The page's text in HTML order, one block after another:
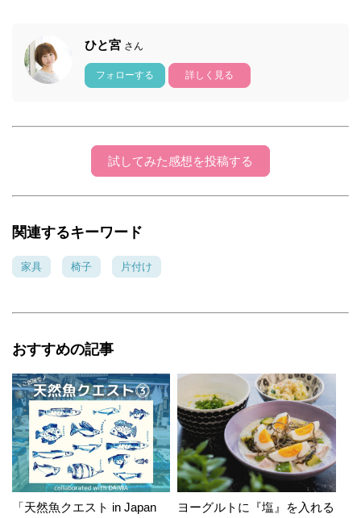
ひと宮 さん
フォローする 詳しく見る
試してみた感想を投稿する
関連するキーワード
家具 椅子 片付け
おすすめの記事
「天然魚クエスト in Japan
ヨーグルトに『塩』を入れる